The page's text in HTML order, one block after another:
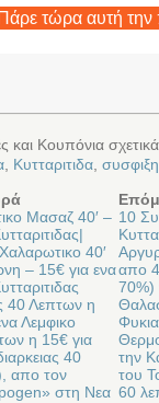
Πάρε τώρα αυτή
Κουπόνια
, Κυτταριτιδα, συσφιξη
Μασαζ 40′ –
40′
– 15€ για ενα
40 Λεπτων η
Λεμφικο
η 15€ για
40
απο τον
στη Νεα
10
απο
70%)
την
του
60